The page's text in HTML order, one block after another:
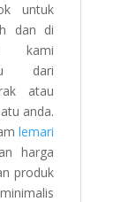
untuk
dan di
kami
dari
atau
anda.
lemari
harga
produk